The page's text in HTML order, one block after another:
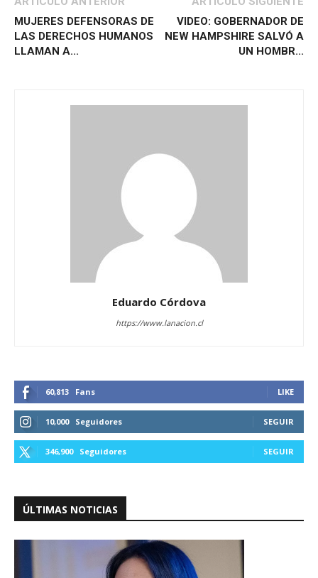
MUJERES DEFENSORAS DE
LAS DERECHOS HUMANOS
LLAMAN A...
VIDEO: GOBERNADOR DE
NEW HAMPSHIRE SALVÓ A
UN HOMBR...
Eduardo Córdova
https://www.lanacion.cl
60,813 Fans LIKE
10,000 Seguidores SEGUIR
346,900 Seguidores SEGUIR
ÚLTIMAS NOTICIAS